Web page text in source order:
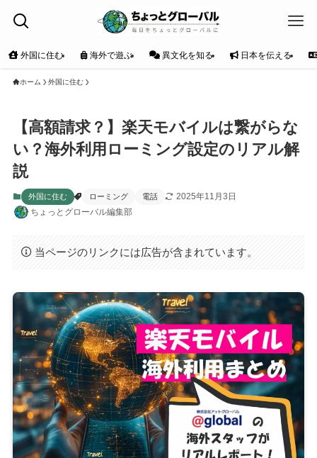
外国に住む 海外で遊ぶ 異文化を知る 日本を伝える
ホーム 外国に住む
【高額請求？】楽天モバイルは繋がらな
い？海外利用ローミング設定のリアル解
説
外国に住む ローミング 電話
2025年11月3日
ちょっとグローバル編集部
当ページのリンクには広告が含まれています。